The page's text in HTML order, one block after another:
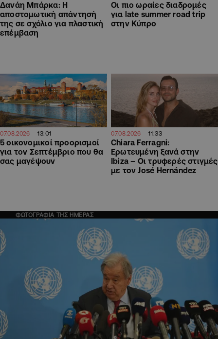
Δανάη Μπάρκα: Η
αποστομωτική απάντησή
της σε σχόλιο για πλαστική
επέμβαση
Οι πιο ωραίες διαδρομές
για late summer road trip
στην Κύπρο
07.08.2026 13:01
5 οικονομικοί προορισμοί
για τον Σεπτέμβριο που θα
σας μαγέψουν
07.08.2026 11:33
Chiara Ferragni:
Ερωτευμένη ξανά στην
Ibiza – Οι τρυφερές στιγμές
με τον José Hernández
ΦΩΤΟΓΡΑΦΙΑ ΤΗΣ ΗΜΕΡΑΣ